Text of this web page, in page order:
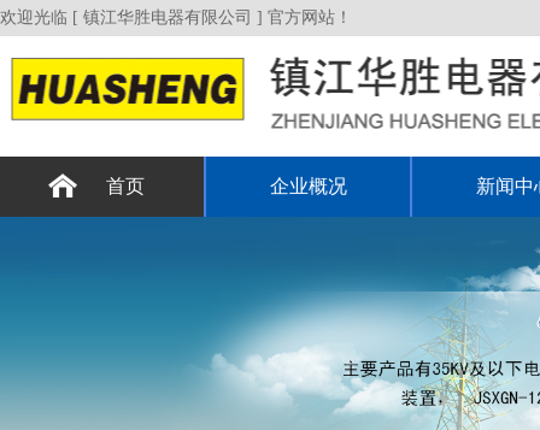
欢迎光临 [ 镇江华胜电器有限公司 ] 官方网站！
首页 企业概况 新闻中